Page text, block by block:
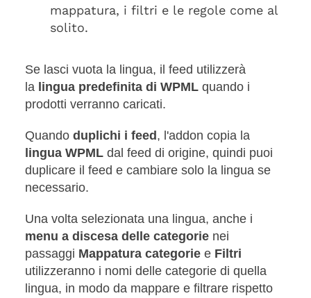
mappatura, i filtri e le regole come al
solito.
Se lasci vuota la lingua, il feed utilizzerà
la lingua predefinita di WPML quando i
prodotti verranno caricati.
Quando duplichi i feed , l'addon copia la
lingua WPML dal feed di origine, quindi puoi
duplicare il feed e cambiare solo la lingua se
necessario.
Una volta selezionata una lingua, anche i
menu a discesa delle categorie nei
passaggi Mappatura categorie e Filtri
utilizzeranno i nomi delle categorie di quella
lingua, in modo da mappare e filtrare rispetto